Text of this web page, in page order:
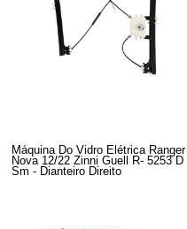
Máquina Do Vidro Elétrica Ranger
Nova 12/22 Zinni Guell R- 5253 D
Sm - Dianteiro Direito